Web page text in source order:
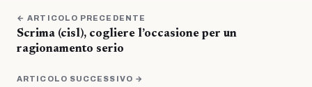
← ARTICOLO PRECEDENTE
Scrima (cisl), cogliere l’occasione per un
ragionamento serio
ARTICOLO SUCCESSIVO →